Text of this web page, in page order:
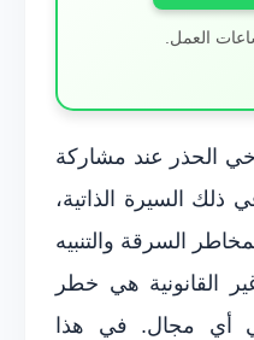
العمل.
الحذر عند مشاركة
ذلك السيرة الذاتية،
السرقة والتنبيه
القانونية هي خطر
أي مجال. في هذا